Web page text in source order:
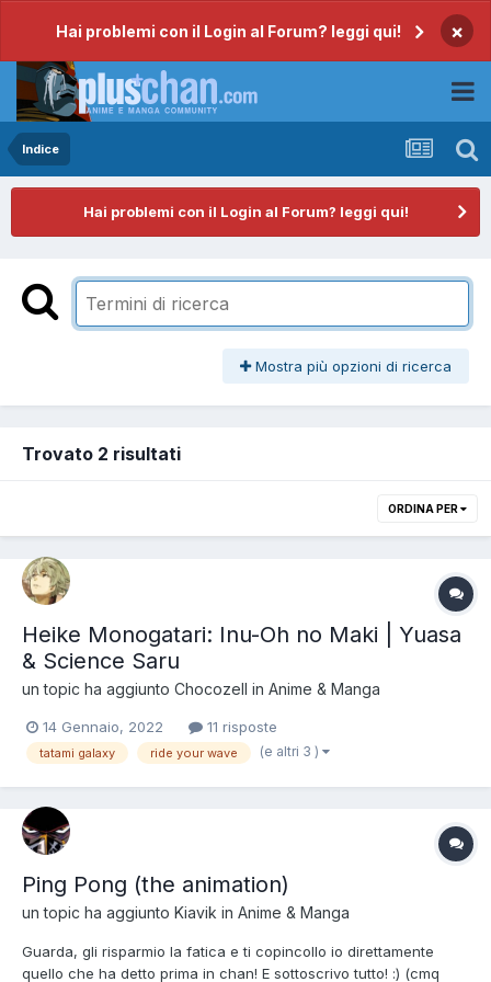
Hai problemi con il Login al Forum? leggi qui! ×
Indice
Hai problemi con il Login al Forum? leggi qui!
Mostra più opzioni di ricerca
Trovato 2 risultati
ORDINA PER
Heike Monogatari: Inu-Oh no Maki | Yuasa
& Science Saru
un topic ha aggiunto Chocozell in Anime & Manga
14 Gennaio, 2022 11 risposte
tatami galaxy ride your wave (e altri 3 )
Ping Pong (the animation)
un topic ha aggiunto Kiavik in Anime & Manga
Guarda, gli risparmio la fatica e ti copincollo io direttamente
quello che ha detto prima in chan! E sottoscrivo tutto! :) (cmq